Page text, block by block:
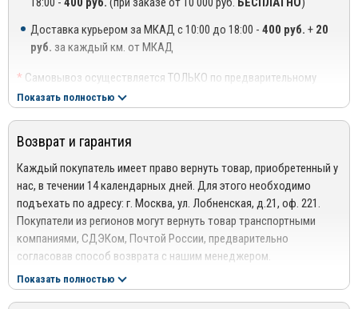
Пороги Rival
могут использоваться на всех автомобилях,
независимо от модельного ряда. Аксессуары
полностью
отвечают высоким международным стандартам качества. Также
продукция соответствует требованиям, регламентируемым
системой менеджмента качества ISO 9001:2008
Официальный сайт производителя: www.rival.su
Доставка курьером за МКАД с 10:00 до 18:00 - 400 руб. + 20
руб. за каждый км. от МКАД
* Самовывоз осуществляется ТОЛЬКО по предварительному
согласованию с менеджером!
проходная ТЦ или БЦ).
***Доставка до квартиры/офиса платная: + 100 руб. за заказ
весом до 10 кг., +200 руб. за заказ весом свыше 10 кг.
РЕГИОНАЛЬНАЯ ДОСТАВКА ПО РОССИИ, БЕЛАРУСИИ И
КАЗАХСТАНУ
Стоимость доставки от 1000 руб. рассчитывается
менеджером!
Отправка дефлекторов капота производится по 100% оплате
Показать полностью
Возврат и гарантия
Каждый покупатель имеет право вернуть товар, приобретенный у
нас, в течении 14 календарных дней. Для этого необходимо
подъехать по адресу: г. Москва, ул. Лобненская, д.21, оф. 221.
Покупатели из регионов могут вернуть товар транспортными
компаниями, СДЭКом, Почтой России, предварительно
согласовав способ возврата с нашим менеджером.
Подробнее сморите в разделе
Показать полностью